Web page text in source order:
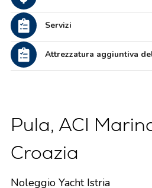
Servizi
Attrezzatura aggiuntiva
Pula, ACI
Croazia
Noleggio Yacht Istria